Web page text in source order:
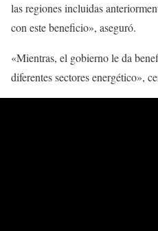
las regiones incluidas
con este beneficio», aseguró.
«Mientras, el gobierno le da
diferentes sectores energético»,